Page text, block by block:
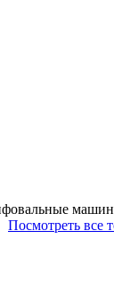
Посмотреть все